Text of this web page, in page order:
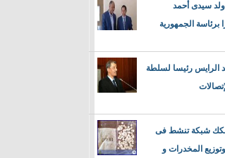
سيدى أحمد
برئاسة الجمهورية
الرايس رئيسا لسلطة
شبكة تنشط فى
وتوزيع المخدرات و